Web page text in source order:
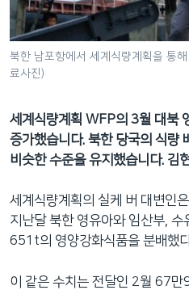
게
이
션
으
이
동
검
으
로
이
북한 남포항에서 세계식량계획을 통
료사진)
세계식량계획 WFP의 3월 대북
증가했습니다. 북한 당국의 식량
비슷한 수준을 유지했습니다. 김
세계식량계획의 실케 버 대변인
지난달 북한 영유아와 임산부,
651t의 영양강화식품을 분배했
이 같은 수치는 전달인 2월 67